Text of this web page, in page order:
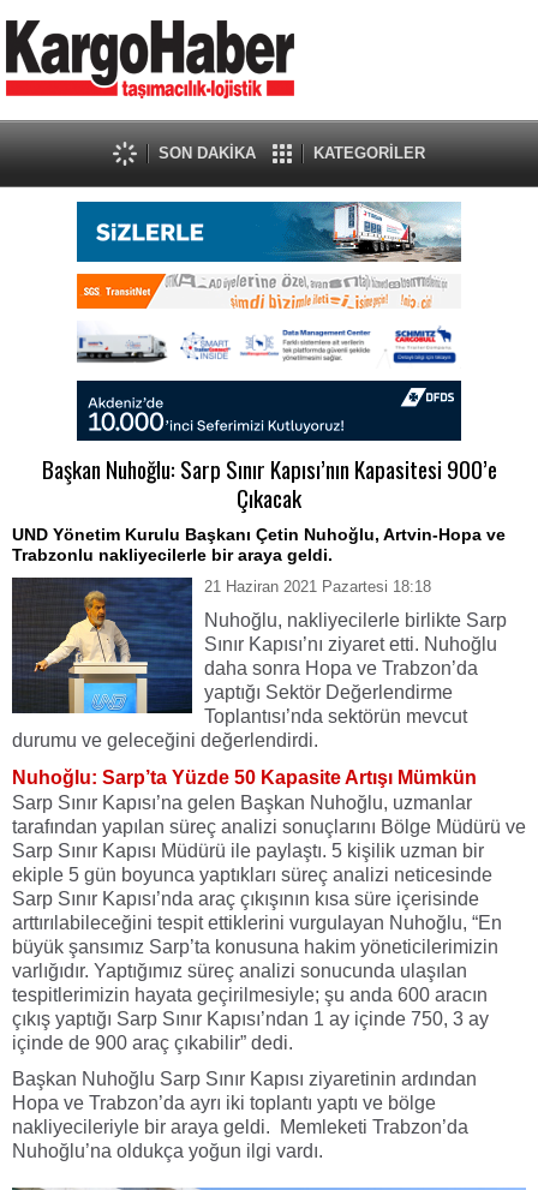
SON DAKİKA KATEGORİLER
Başkan Nuhoğlu: Sarp Sınır Kapısı’nın Kapasitesi 900’e
Çıkacak
UND Yönetim Kurulu Başkanı Çetin Nuhoğlu, Artvin-Hopa ve
Trabzonlu nakliyecilerle bir araya geldi.
21 Haziran 2021 Pazartesi 18:18
Nuhoğlu, nakliyecilerle birlikte Sarp
Sınır Kapısı’nı ziyaret etti. Nuhoğlu
daha sonra Hopa ve Trabzon’da
yaptığı Sektör Değerlendirme
Toplantısı’nda sektörün mevcut
durumu ve geleceğini değerlendirdi.
Nuhoğlu: Sarp’ta Yüzde 50 Kapasite Artışı Mümkün
Sarp Sınır Kapısı’na gelen Başkan Nuhoğlu, uzmanlar
tarafından yapılan süreç analizi sonuçlarını Bölge Müdürü ve
Sarp Sınır Kapısı Müdürü ile paylaştı. 5 kişilik uzman bir
ekiple 5 gün boyunca yaptıkları süreç analizi neticesinde
Sarp Sınır Kapısı’nda araç çıkışının kısa süre içerisinde
arttırılabileceğini tespit ettiklerini vurgulayan Nuhoğlu, “En
büyük şansımız Sarp’ta konusuna hakim yöneticilerimizin
varlığıdır. Yaptığımız süreç analizi sonucunda ulaşılan
tespitlerimizin hayata geçirilmesiyle; şu anda 600 aracın
çıkış yaptığı Sarp Sınır Kapısı’ndan 1 ay içinde 750, 3 ay
içinde de 900 araç çıkabilir” dedi.
Başkan Nuhoğlu Sarp Sınır Kapısı ziyaretinin ardından
Hopa ve Trabzon’da ayrı iki toplantı yaptı ve bölge
nakliyecileriyle bir araya geldi. Memleketi Trabzon’da
Nuhoğlu’na oldukça yoğun ilgi vardı.